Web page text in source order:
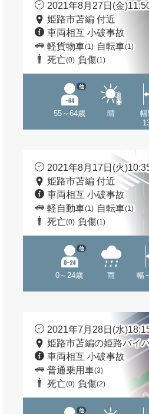
2021年8月27日(金
姫路市苫編 付近
車両相互 小破事故
軽貨物車(1) 自転車(1)
死亡(0) 負傷(1)
55～64歳
他
晴
幅
2021年8月17日(火
姫路市苫編 付近
車両相互 小破事故
軽自動車(1) 自転車(1)
死亡(0) 負傷(1)
0～24歳
他
雨 幅
2021年7月28日(水
姫路市苫編の姫路バイ
車両相互 小破事故
普通乗用車(3)
死亡(0) 負傷(2)
他